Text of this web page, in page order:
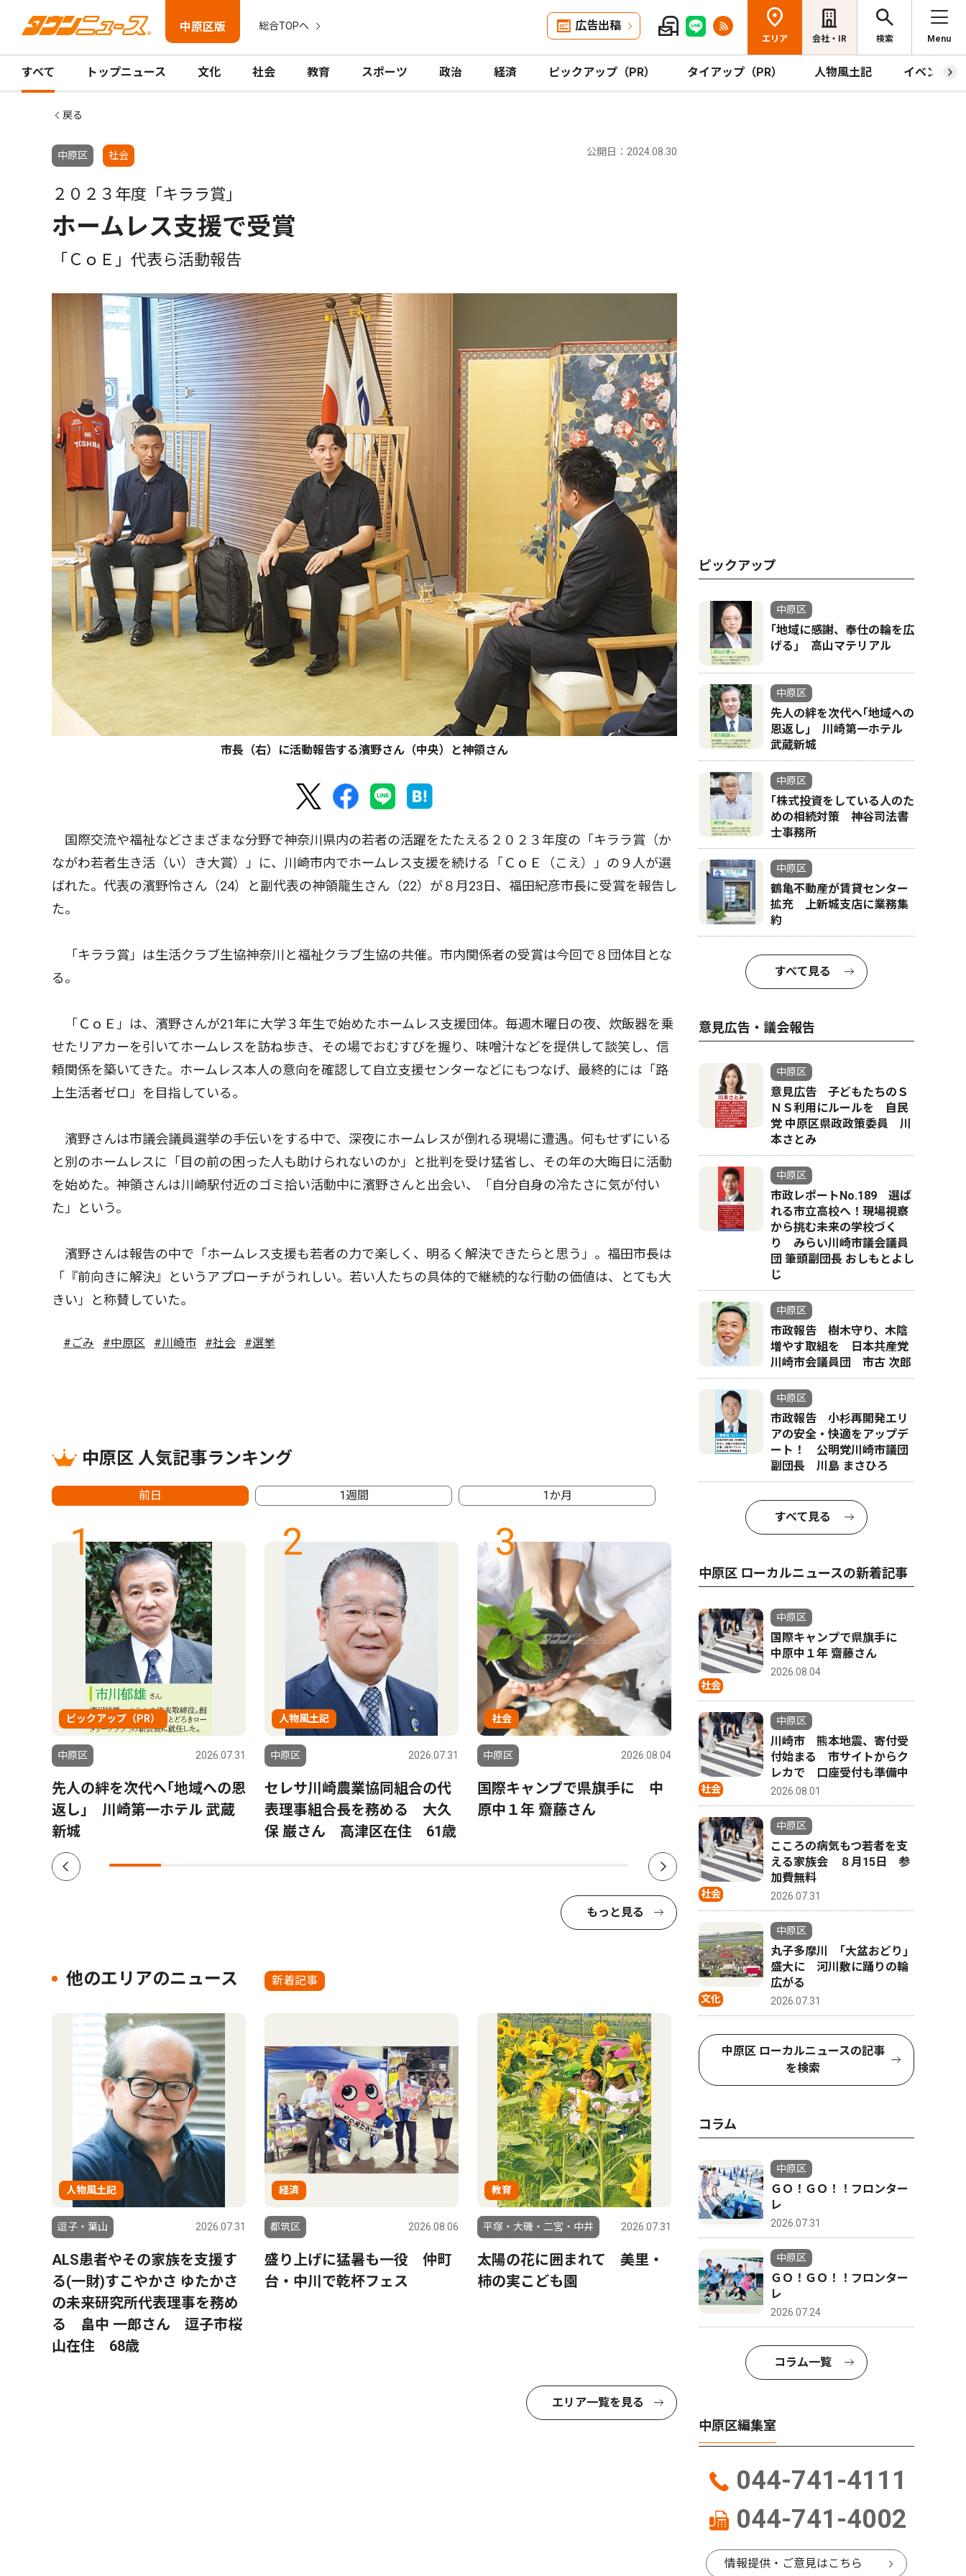
中原区版 総合TOPへ 広告出稿
エリア 会社・IR 検索 Menu
すべて トップニュース 文化 社会 教育 スポーツ 政治 経済 ピックアップ（PR） タイアップ（PR） 人物風土記 イベント
戻る
中原区 社会 公開日：2024.08.30
２０２３年度「キララ賞」
ホームレス支援で受賞
「ＣｏＥ」代表ら活動報告
市長（右）に活動報告する濱野さん（中央）と神領さん
国際交流や福祉などさまざまな分野で神奈川県内の若者の活躍をたたえる２０２３年度の「キララ賞（か
ながわ若者生き活（い）き大賞）」に、川崎市内でホームレス支援を続ける「ＣｏＥ（こえ）」の９人が選
ばれた。代表の濱野怜さん（24）と副代表の神領龍生さん（22）が８月23日、福田紀彦市長に受賞を報告し
た。
「キララ賞」は生活クラブ生協神奈川と福祉クラブ生協の共催。市内関係者の受賞は今回で８団体目とな
る。
「ＣｏＥ」は、濱野さんが21年に大学３年生で始めたホームレス支援団体。毎週木曜日の夜、炊飯器を乗
せたリアカーを引いてホームレスを訪ね歩き、その場でおむすびを握り、味噌汁などを提供して談笑し、信
頼関係を築いてきた。ホームレス本人の意向を確認して自立支援センターなどにもつなげ、最終的には「路
上生活者ゼロ」を目指している。
濱野さんは市議会議員選挙の手伝いをする中で、深夜にホームレスが倒れる現場に遭遇。何もせずにいる
と別のホームレスに「目の前の困った人も助けられないのか」と批判を受け猛省し、その年の大晦日に活動
を始めた。神領さんは川崎駅付近のゴミ拾い活動中に濱野さんと出会い、「自分自身の冷たさに気が付い
た」という。
濱野さんは報告の中で「ホームレス支援も若者の力で楽しく、明るく解決できたらと思う」。福田市長は
「『前向きに解決』というアプローチがうれしい。若い人たちの具体的で継続的な行動の価値は、とても大
きい」と称賛していた。
#ごみ #中原区 #川崎市 #社会 #選挙
中原区 人気記事ランキング
前日 1週間 1か月
1
ピックアップ（PR）
中原区 2026.07.31
先人の絆を次代へ｢地域への恩
返し｣ 川崎第一ホテル 武蔵
新城
2
人物風土記
中原区 2026.07.31
セレサ川崎農業協同組合の代
表理事組合長を務める 大久
保 巌さん 高津区在住 61歳
3
社会
中原区 2026.08.04
国際キャンプで県旗手に 中
原中１年 齋藤さん
社会
中原区 2026.07.24
新城神社 歌手の市川さん来
場 ８月１日 盆踊り大会
スタ ８
もっと見る
他のエリアのニュース 新着記事
人物風土記
逗子・葉山 2026.07.31
ALS患者やその家族を支援す
る(一財)すこやかさ ゆたかさ
の未来研究所代表理事を務め
る 畠中 一郎さん 逗子市桜
山在住 68歳
経済
都筑区 2026.08.06
盛り上げに猛暑も一役 仲町
台・中川で乾杯フェス
教育
平塚・大磯・二宮・中井 2026.07.31
太陽の花に囲まれて 美里・
柿の実こども園
エリア一覧を見る
ピックアップ
中原区
｢地域に感謝、奉仕の輪を広
げる｣ 高山マテリアル
中原区
先人の絆を次代へ｢地域への
恩返し｣ 川崎第一ホテル
武蔵新城
中原区
｢株式投資をしている人のた
めの相続対策 神谷司法書
士事務所
中原区
鶴亀不動産が賃貸センター
拡充 上新城支店に業務集
約
すべて見る
意見広告・議会報告
中原区
意見広告 子どもたちのＳ
ＮＳ利用にルールを 自民
党 中原区県政政策委員 川
本さとみ
中原区
市政レポートNo.189 選ば
れる市立高校へ！現場視察
から挑む未来の学校づく
り みらい川崎市議会議員
団 筆頭副団長 おしもとよし
じ
中原区
市政報告 樹木守り、木陰
増やす取組を 日本共産党
川崎市会議員団 市古 次郎
中原区
市政報告 小杉再開発エリ
アの安全・快適をアップデ
ート！ 公明党川崎市議団
副団長 川島 まさひろ
すべて見る
中原区 ローカルニュースの新着記事
社会
中原区
国際キャンプで県旗手に
中原中１年 齋藤さん
2026.08.04
社会
中原区
川崎市 熊本地震、寄付受
付始まる 市サイトからク
レカで 口座受付も準備中
2026.08.01
社会
中原区
こころの病気もつ若者を支
える家族会 ８月15日 参
加費無料
2026.07.31
文化
中原区
丸子多摩川 ｢大盆おどり｣
盛大に 河川敷に踊りの輪
広がる
2026.07.31
中原区 ローカルニュースの記事
を検索
コラム
中原区
ＧＯ！ＧＯ！！フロンター
レ
2026.07.31
中原区
ＧＯ！ＧＯ！！フロンター
レ
2026.07.24
コラム一覧
中原区編集室
044-741-4111
044-741-4002
情報提供・ご意見はこちら